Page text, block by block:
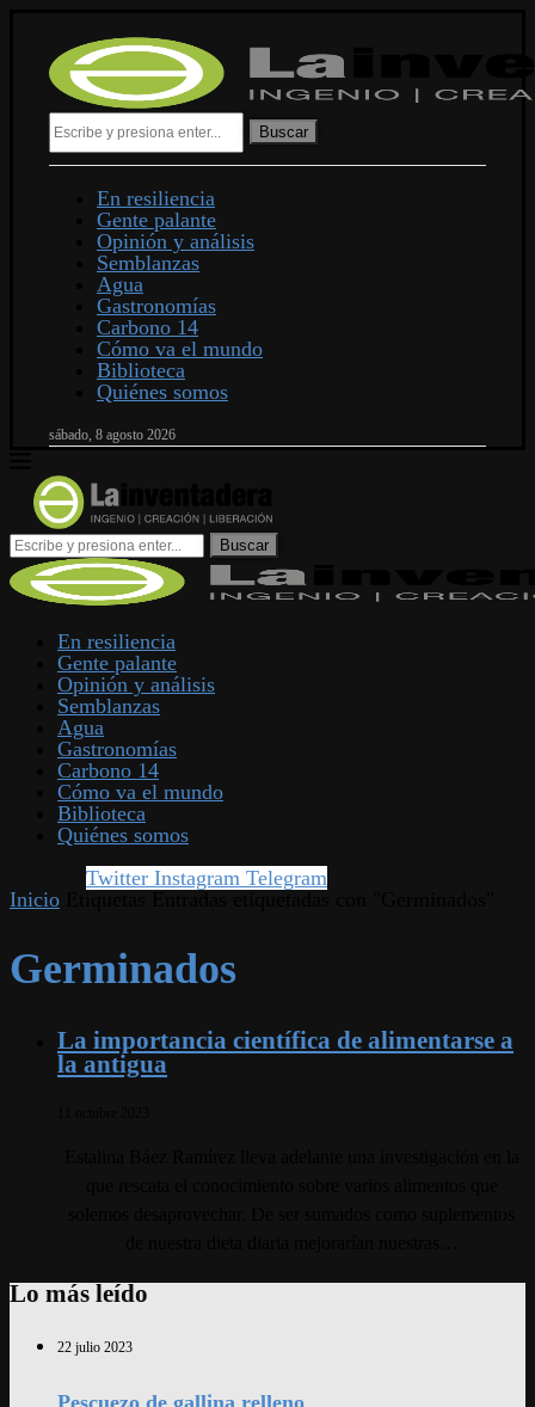
Buscar
En resiliencia
Gente palante
Opinión y análisis
Semblanzas
Agua
Gastronomías
Carbono 14
Cómo va el mundo
Biblioteca
Quiénes somos
sábado, 8 agosto 2026
En resiliencia
Gente palante
Opinión y análisis
Semblanzas
Agua
Gastronomías
Carbono 14
Cómo va el mundo
Biblioteca
Quiénes somos
Twitter Instagram Telegram
Inicio
Germinados
La importancia científica de alimentarse a
la antigua
Lo más leído
22 julio 2023
Pescuezo de gallina relleno